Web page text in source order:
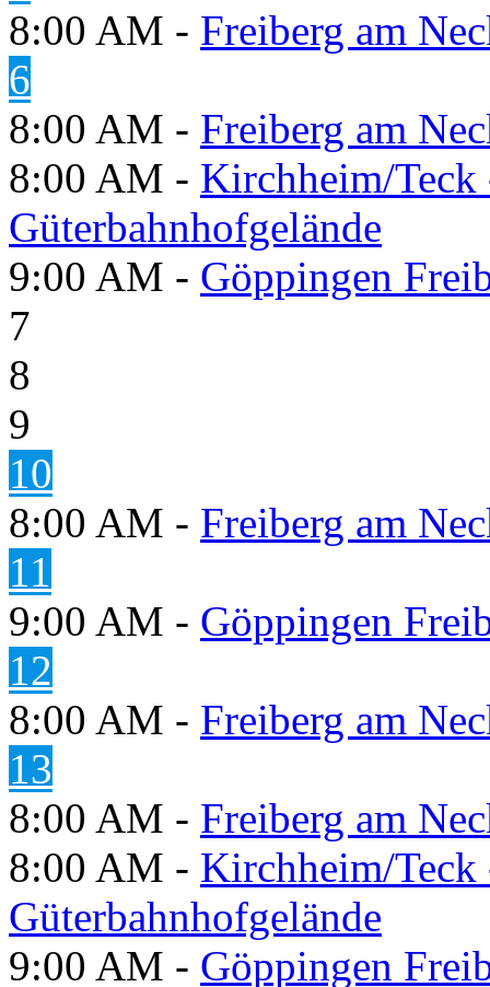
8:00 AM - Freiberg am
6
8:00 AM - Freiberg am
8:00 AM - Kirchheim/Teck
Güterbahnhofgelände
9:00 AM - Göppingen
7
8
9
10
8:00 AM - Freiberg am
11
9:00 AM - Göppingen
12
8:00 AM - Freiberg am
13
8:00 AM - Freiberg am
8:00 AM - Kirchheim/Teck
Güterbahnhofgelände
9:00 AM - Göppingen